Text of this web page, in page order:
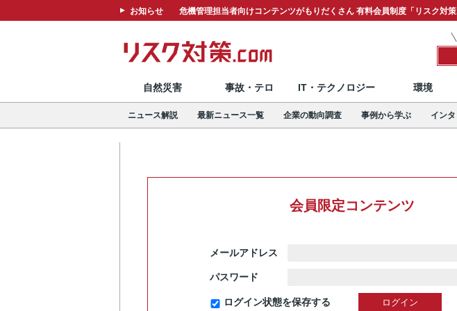
お知らせ 危機管理担当者向けコンテンツがもりだくさん 有料会員制度「リスク対
自然災害 事故・テロ IT・テクノロジー 環境
ニュース解説 最新ニュース一覧 企業の動向調査 事例から学ぶ イン
会員限定コンテンツ
メールアドレス
パスワード
ログイン状態を保存する